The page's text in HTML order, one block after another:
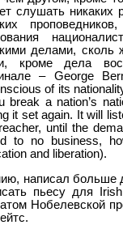
слушать никаких
делами,
кроме дела
– George
of its
break a nation’s
it set again. It will
until the
to no business,
and liberation).
написал больше
пьесу для
Нобелевской